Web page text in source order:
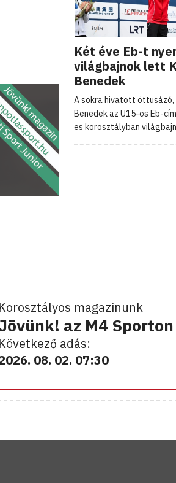
Két éve Eb-t
világbajnok lett
Benedek
A sokra hivatott öttusázó,
Benedek az U15-ös Eb-
es korosztályban
Korosztályos magazinunk
az M4 Sporton
Következő adás:
08. 02. 07:30